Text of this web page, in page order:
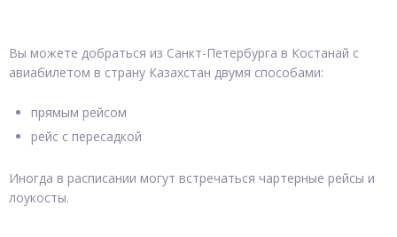
Вы можете добраться из Санкт-Петербурга в Костанай с
авиабилетом в страну Казахстан двумя способами:
прямым рейсом
рейс с пересадкой
Иногда в расписании могут встречаться чартерные рейсы и
лоукосты.